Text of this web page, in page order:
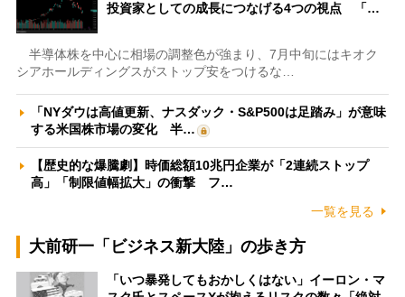
投資家としての成長につなげる4つの視点 「…
半導体株を中心に相場の調整色が強まり、7月中旬にはキオク
シアホールディングスがストップ安をつけるな…
「NYダウは高値更新、ナスダック・S&P500は足踏み」が意味
する米国株市場の変化 半…
【歴史的な爆騰劇】時価総額10兆円企業が「2連続ストップ
高」「制限値幅拡大」の衝撃 フ…
一覧を見る
大前研一「ビジネス新大陸」の歩き方
「いつ暴発してもおかしくはない」イーロン・マ